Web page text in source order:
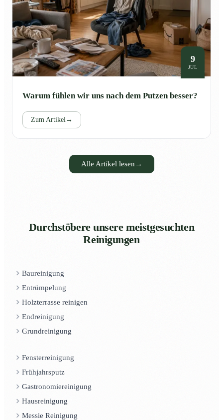
9
JUL
Warum fühlen wir uns nach dem Putzen besser?
Zum Artikel →
Alle Artikel lesen →
Durchstöbere unsere meistgesuchten
Reinigungen
Baureinigung
Entrümpelung
Holzterrasse reinigen
Endreinigung
Grundreinigung
Fensterreinigung
Frühjahrsputz
Gastronomiereinigung
Hausreinigung
Messie Reinigung